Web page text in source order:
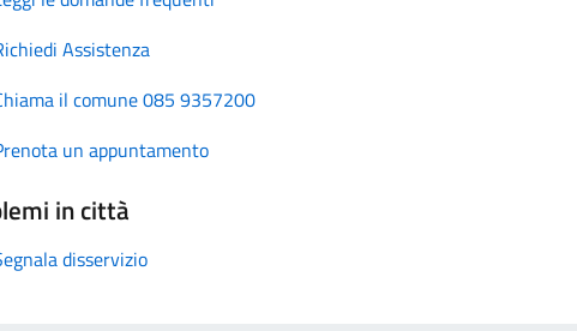
Assistenza
il comune 085 9357200
un appuntamento
in città
disservizio